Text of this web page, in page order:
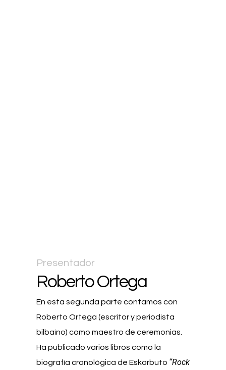
Presentador
Roberto Ortega
En esta segunda parte contamos con
Roberto Ortega (escritor y periodista
bilbaíno) como maestro de ceremonias.
Ha publicado varios libros como la
biografía cronológica de Eskorbuto “Rock